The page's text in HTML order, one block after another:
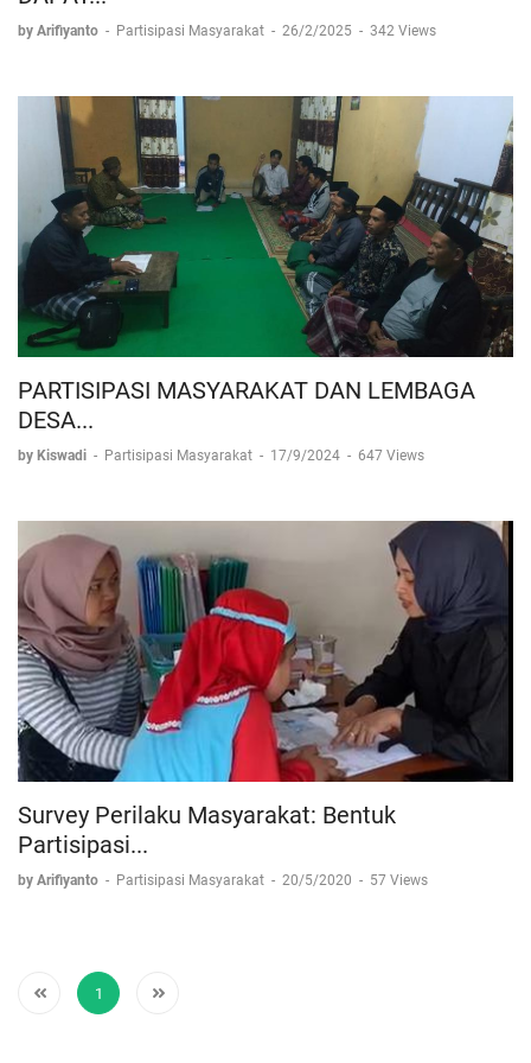
by Arifiyanto - Partisipasi Masyarakat - 26/2/2025 - 342 Views
PARTISIPASI MASYARAKAT DAN LEMBAGA
DESA...
by Kiswadi - Partisipasi Masyarakat - 17/9/2024 - 647 Views
Survey Perilaku Masyarakat: Bentuk
Partisipasi...
by Arifiyanto - Partisipasi Masyarakat - 20/5/2020 - 57 Views
1